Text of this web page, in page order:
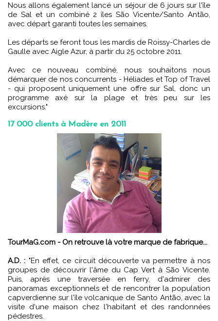
Nous allons également lancé un séjour de 6 jours sur l'île
de Sal et un combiné 2 îles São Vicente/Santo Antão,
avec départ garanti toutes les semaines.
Les départs se feront tous les mardis de Roissy-Charles de
Gaulle avec Aigle Azur, à partir du 25 octobre 2011.
Avec ce nouveau combiné, nous souhaitons nous
démarquer de nos concurrents - Héliades et Top of Travel
- qui proposent uniquement une offre sur Sal, donc un
programme axé sur la plage et très peu sur les
excursions."
17 000 clients à Madère en 2011
TourMaG.com - On retrouve là votre marque de fabrique...
A.D. : "En effet, ce circuit découverte va permettre à nos
groupes de découvrir l'âme du Cap Vert à São Vicente.
Puis, après une traversée en ferry, d'admirer des
panoramas exceptionnels et de rencontrer la population
capverdienne sur l'île volcanique de Santo Antão, avec la
visite d'une maison chez l'habitant et des randonnées
pédestres.